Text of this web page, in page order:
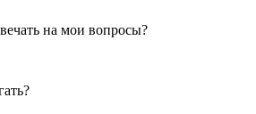
на мои вопросы?